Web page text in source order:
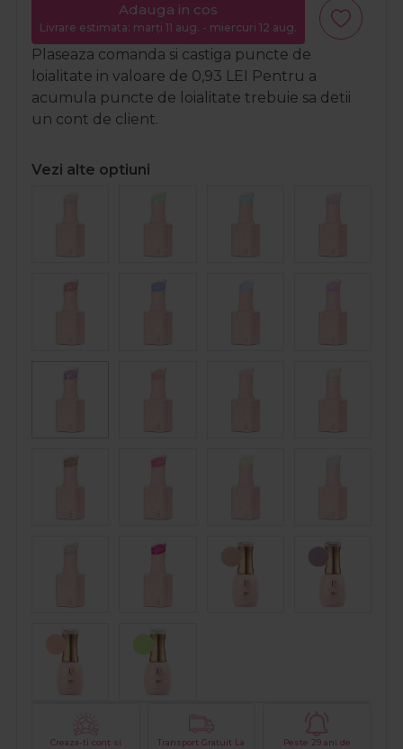
Adauga in cos
Livrare estimata: marți 11 aug. - miercuri 12 aug.
Plaseaza comanda si castiga puncte de
loialitate in valoare de 0,93 LEI Pentru a
acumula puncte de loialitate trebuie sa detii
un cont de client.
Vezi alte optiuni
Creaza-ti cont si
Transport Gratuit La
Peste 29 ani de